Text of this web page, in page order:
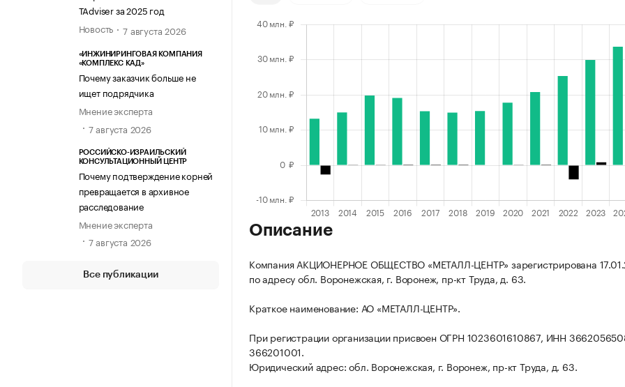
TAdviser за 2025 год
Новость
7 августа 2026
«ИНЖИНИРИНГОВАЯ КОМПАНИЯ
«КОМПЛЕКС КАД»
Почему заказчик больше не
ищет подрядчика
Мнение эксперта
7 августа 2026
РОССИЙСКО-ИЗРАИЛЬСКИЙ
КОНСУЛЬТАЦИОННЫЙ ЦЕНТР
Почему подтверждение корней
превращается в архивное
расследование
Мнение эксперта
7 августа 2026
Все публикации
Описание
Компания АКЦИОНЕРНОЕ ОБЩЕСТВО «МЕТАЛЛ-ЦЕНТР» зарегистрирована
по адресу обл. Воронежская, г. Воронеж, пр-кт Труда, д. 63.
Краткое наименование: АО «МЕТАЛЛ-ЦЕНТР».
При регистрации организации присвоен ОГРН 1023601610867, ИНН
366201001.
Юридический адрес: обл. Воронежская, г. Воронеж, пр-кт Труда, д. 63.